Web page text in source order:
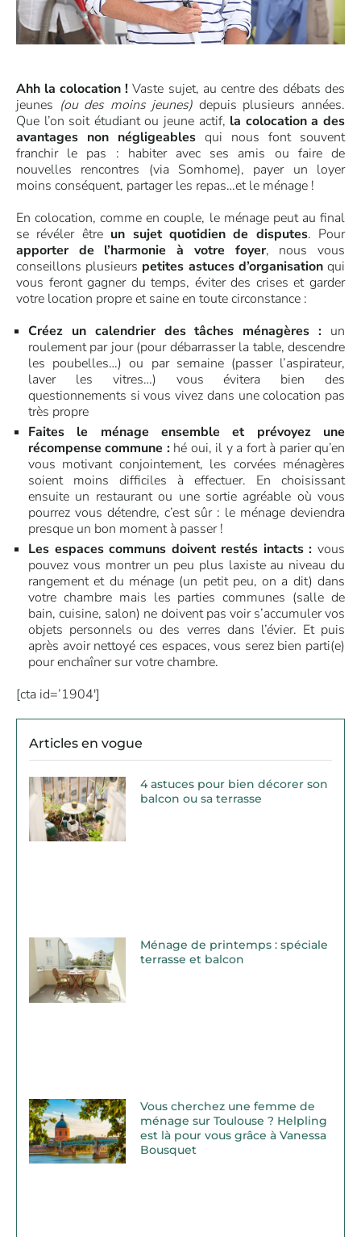
Ahh la colocation ! Vaste sujet, au centre des débats des
jeunes (ou des moins jeunes) depuis plusieurs années.
Que l’on soit étudiant ou jeune actif, la colocation a des
avantages non négligeables qui nous font souvent
franchir le pas : habiter avec ses amis ou faire de
nouvelles rencontres (via Somhome), payer un loyer
moins conséquent, partager les repas…et le ménage !
En colocation, comme en couple, le ménage peut au final
se révéler être un sujet quotidien de disputes. Pour
apporter de l’harmonie à votre foyer, nous vous
conseillons plusieurs petites astuces d’organisationqui
vous feront gagner du temps, éviter des crises et garder
votre location propre et saine en toute circonstance :
Créez un calendrier des tâches ménagères : un
roulement par jour (pour débarrasser la table, descendre
les poubelles…) ou par semaine (passer l’aspirateur,
laver les vitres…) vous évitera bien des
questionnements si vous vivez dans une colocation pas
très propre
Faites le ménage ensemble et prévoyez une
récompense commune :hé oui, il y a fort à parier qu’en
vous motivant conjointement, les corvées ménagères
soient moins difficiles à effectuer. En choisissant
ensuite un restaurant ou une sortie agréable où vous
pourrez vous détendre, c’est sûr : le ménage deviendra
presque un bon moment à passer !
Les espaces communs doivent restés intacts : vous
pouvez vous montrer un peu plus laxiste au niveau du
rangement et du ménage (un petit peu, on a dit) dans
votre chambre mais les parties communes (salle de
bain, cuisine, salon) ne doivent pas voir s’accumuler vos
objets personnels ou des verres dans l’évier. Et puis
après avoir nettoyé ces espaces, vous serez bien parti(e)
pour enchaîner sur votre chambre.
[cta id=’1904′]
Articles en vogue
4 astuces pour bien décorer son
balcon ou sa terrasse
Ménage de printemps : spéciale
terrasse et balcon
Vous cherchez une femme de
ménage sur Toulouse ? Helpling
est là pour vous grâce à Vanessa
Bousquet